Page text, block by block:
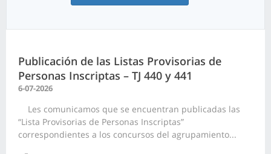
Publicación de las Listas Provisorias de
Personas Inscriptas – TJ 440 y 441
6-07-2026
Les comunicamos que se encuentran publicadas las
“Lista Provisorias de Personas Inscriptas”
correspondientes a los concursos del agrupamiento...